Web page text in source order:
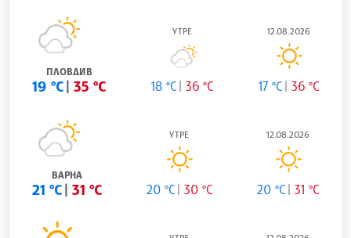
ПЛОВДИВ
19 °C 35 °C
УТРЕ
18 °C 36 °C
12.08.2026
17 °C 36 °C
ВАРНА
21 °C 31 °C
УТРЕ
20 °C 30 °C
12.08.2026
20 °C 31 °C